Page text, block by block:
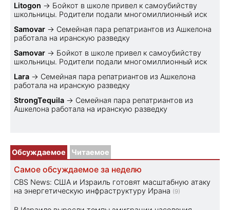
Litogon → Бойкот в школе привел к самоубийству
школьницы. Родители подали многомиллионный иск
Samovar → Семейная пара репатриантов из Ашкелона
работала на иранскую разведку
Samovar → Бойкот в школе привел к самоубийству
школьницы. Родители подали многомиллионный иск
Lara → Семейная пара репатриантов из Ашкелона
работала на иранскую разведку
StrongTequila → Семейная пара репатриантов из
Ашкелона работала на иранскую разведку
Обсуждаемое Читаемое
Самое обсуждаемое за неделю
CBS News: США и Израиль готовят масштабную атаку
на энергетическую инфраструктуру Ирана (9)